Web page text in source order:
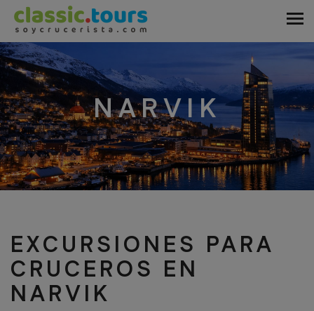
NARVIK
EXCURSIONES PARA
CRUCEROS EN
NARVIK